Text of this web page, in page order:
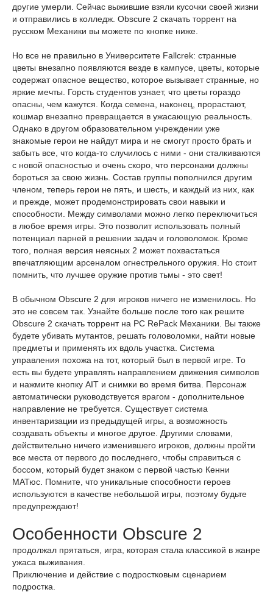
другие умерли. Сейчас выжившие взяли кусочки своей жизни
и отправились в колледж. Obscure 2 скачать торрент на
русском Механики вы можете по кнопке ниже.
Но все не правильно в Университете Fallcrek: странные
цветы внезапно появляются везде в кампусе, цветы, которые
содержат опасное вещество, которое вызывает странные, но
яркие мечты. Горсть студентов узнает, что цветы гораздо
опасны, чем кажутся. Когда семена, наконец, прорастают,
кошмар внезапно превращается в ужасающую реальность.
Однако в другом образовательном учреждении уже
знакомые герои не найдут мира и не смогут просто брать и
забыть все, что когда-то случилось с ними - они сталкиваются
с новой опасностью и очень скоро, что персонажи должны
бороться за свою жизнь. Состав группы пополнился другим
членом, теперь герои не пять, и шесть, и каждый из них, как
и прежде, может продемонстрировать свои навыки и
способности. Между символами можно легко переключиться
в любое время игры. Это позволит использовать полный
потенциал парней в решении задач и головоломок. Кроме
того, полная версия неясных 2 может похвастаться
впечатляющим арсеналом огнестрельного оружия. Но стоит
помнить, что лучшее оружие против тьмы - это свет!
В обычном Obscure 2 для игроков ничего не изменилось. Но
это не совсем так. Узнайте больше после того как решите
Obscure 2 скачать торрент на PC RePack Механики. Вы также
будете убивать мутантов, решать головоломки, найти новые
предметы и применять их вдоль участка. Система
управления похожа на тот, который был в первой игре. То
есть вы будете управлять направлением движения символов
и нажмите кнопку AIT и снимки во время битва. Персонаж
автоматически руководствуется врагом - дополнительное
направление не требуется. Существует система
инвентаризации из предыдущей игры, а возможность
создавать объекты и многое другое. Другими словами,
действительно ничего изменившего игроков, должны пройти
все места от первого до последнего, чтобы справиться с
боссом, который будет знаком с первой частью Кенни
МАТюс. Помните, что уникальные способности героев
используются в качестве небольшой игры, поэтому будьте
предупреждают!
Особенности Obscure 2
продолжал прятаться, игра, которая стала классикой в ​​жанре
ужаса выживания.
Приключение и действие с подростковым сценарием
подростка.